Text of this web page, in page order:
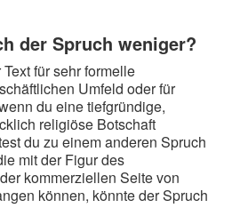
der Spruch weniger?
für sehr formelle
Umfeld oder für
du eine tiefgründige,
religiöse Botschaft
du zu einem anderen Spruch
mit der Figur des
kommerziellen Seite von
können, könnte der Spruch